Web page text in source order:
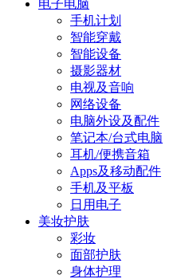
电子电脑
手机计划
智能穿戴
智能设备
摄影器材
电视及音响
网络设备
电脑外设及配件
笔记本/台式电脑
耳机/便携音箱
Apps及移动配件
手机及平板
日用电子
美妆护肤
彩妆
面部护肤
身体护理